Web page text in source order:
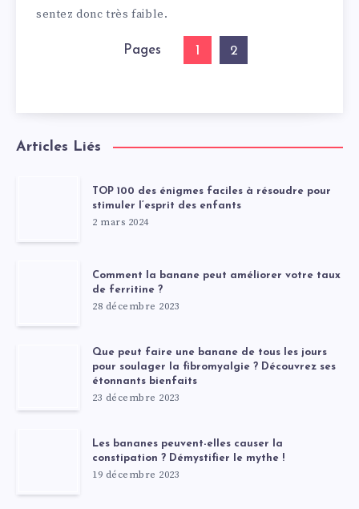
sentez donc très faible.
Pages 1 2
Articles Liés
TOP 100 des énigmes faciles à résoudre pour
stimuler l’esprit des enfants
2 mars 2024
Comment la banane peut améliorer votre taux
de ferritine ?
28 décembre 2023
Que peut faire une banane de tous les jours
pour soulager la fibromyalgie ? Découvrez ses
étonnants bienfaits
23 décembre 2023
Les bananes peuvent-elles causer la
constipation ? Démystifier le mythe !
19 décembre 2023